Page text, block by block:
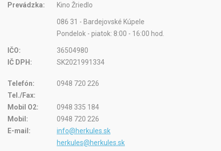
Prevádzka:
Kino Žriedlo
086 31 - Bardejovské Kúpele
Pondelok - piatok: 8:00 - 16:00 hod.
IČO:
36504980
IČ DPH:
SK2021991334
Telefón:
0948 720 226
Tel./Fax:
Mobil O2:
0948 335 184
Mobil:
0948 720 226
E-mail:
info@herkules.sk
herkules@herkules.sk